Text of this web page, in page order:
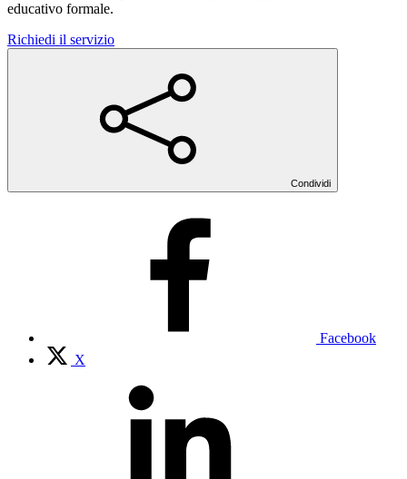
educativo formale.
Richiedi il servizio
Condividi
Facebook
X